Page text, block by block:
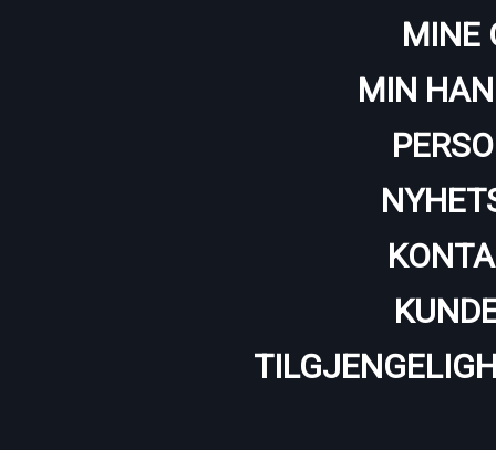
MINE
MIN